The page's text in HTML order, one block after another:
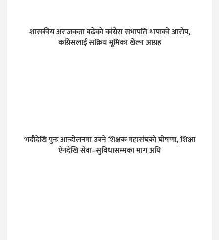
शासकीय अराजकता बढेको कांग्रेस सभापति थापाको आरोप,
कांग्रेसलाई सक्रिय भूमिका खेल्न आग्रह
भदौदेखि पुनः आन्दोलनमा उत्रने शिक्षक महासंघको घोषणा, शिक्षा
ऐनदेखि सेवा–सुविधासम्मका माग अघि